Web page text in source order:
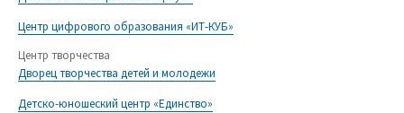
Центр цифрового образования «ИТ-КУБ»
Центр творчества
Дворец творчества детей и молодежи
Детско-юношеский центр «Единство»